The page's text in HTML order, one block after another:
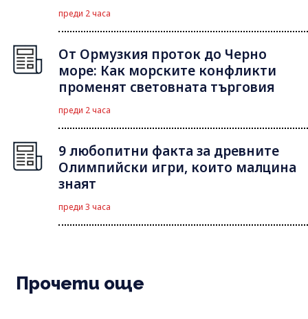
преди 2 часа
От Ормузкия проток до Черно
море: Как морските конфликти
променят световната търговия
преди 2 часа
9 любопитни факта за древните
Олимпийски игри, които малцина
знаят
преди 3 часа
Прочети още